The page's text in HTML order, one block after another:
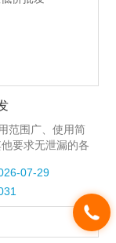
范围广、使用简
要求无泄漏的各
应条件下进行搅
07-29